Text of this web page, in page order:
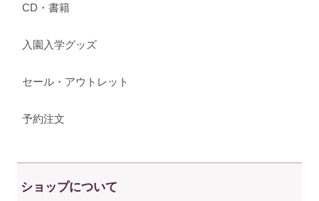
CD・書籍
入園入学グッズ
セール・アウトレット
予約注文
ショップについて